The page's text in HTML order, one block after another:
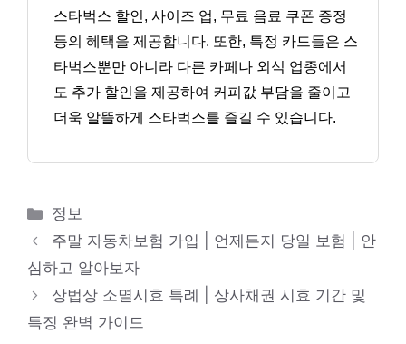
스타벅스 할인, 사이즈 업, 무료 음료 쿠폰 증정
등의 혜택을 제공합니다. 또한, 특정 카드들은 스
타벅스뿐만 아니라 다른 카페나 외식 업종에서
도 추가 할인을 제공하여 커피값 부담을 줄이고
더욱 알뜰하게 스타벅스를 즐길 수 있습니다.
카
테
리
정보
주말 자동차보험 가입 | 언제든지 당일 보험 | 안
심하고 알아보자
상법상 소멸시효 특례 | 상사채권 시효 기간 및
특징 완벽 가이드